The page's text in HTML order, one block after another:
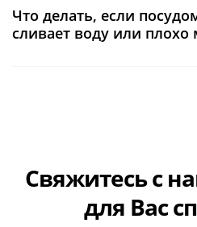
Что делать, если
сливает воду или плохо
Свяжитесь с
для Вас